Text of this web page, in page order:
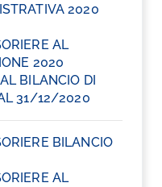
2020
AL
2020
BILANCIO DI
31/12/2020
BILANCIO
AL